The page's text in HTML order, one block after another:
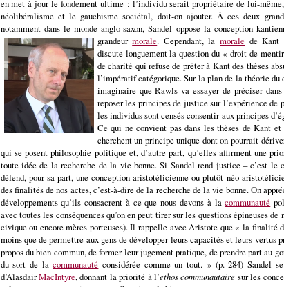
en met à jour le fondement ultime : l’individu serait propriétaire de lui-même,
néolibéralisme et le gauchisme sociétal, doit-on ajouter.À ces deux
notamment dans le monde anglo-saxon, Sandel oppose la conception
grandeurmorale. Cependant, la morale de Kant
discute longuement la question du « droit de
de charité qui refuse de prêter à Kant des thèses
l’impératif catégorique. Sur la plan de la théorie
imaginaire que Rawls va essayer de préciser
reposer les principes de justice sur l’expérience de
les individus sont censés consentir aux principes
Ce qui ne convient pas dans les thèses de Kant et
cherchent un principe unique dont on pourrait
qui se posent philosophie politique et, d’autre part, qu’elles affirment une
toute idée de la recherche de la vie bonne. Si Sandel rend justice – c’est
défend, pour sa part, une conception aristotélicienne ou plutôt néo-
des finalités de nos actes, c’est-à-dire de la recherche de la vie bonne. On
développements qu’ils consacrent à ce que nous devons à lacommunauté
avec toutes les conséquences qu’on en peut tirer sur les questions épineuses
civique ou encore mères porteuses).Il rappelle avec Aristote que « la finalité
moins que de permettre aux gens de développer leurs capacités et leurs vertus
propos du bien commun, de former leur jugement pratique, de prendre part au
du sort de lacommunauté considérée comme un tout. » (p. 284) Sandel
d’AlasdairMacIntyre, donnant la priorité à l’ethos communautaire sur les